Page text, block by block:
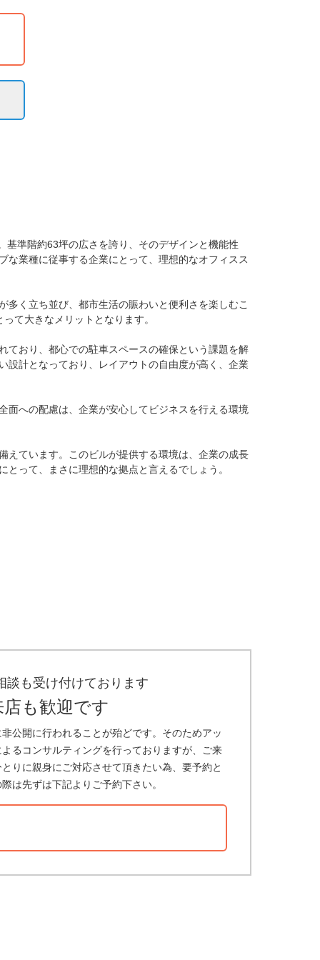
準階約63坪の広さを誇り、そのデザインと機能性
な業種に従事する企業にとって、理想的なオフィスス
く立ち並び、都市生活の賑わいと便利さを楽しむこ
て大きなメリットとなります。
ており、都心での駐車スペースの確保という課題を解
設計となっており、レイアウトの自由度が高く、企業
面への配慮は、企業が安心してビジネスを行える環境
えています。このビルが提供する環境は、企業の成長
って、まさに理想的な拠点と言えるでしょう。
談も受け付けております
店も歓迎です
公開に行われることが殆どです。そのためアッ
るコンサルティングを行っておりますが、ご来
りに親身にご対応させて頂きたい為、要予約と
は先ずは下記よりご予約下さい。